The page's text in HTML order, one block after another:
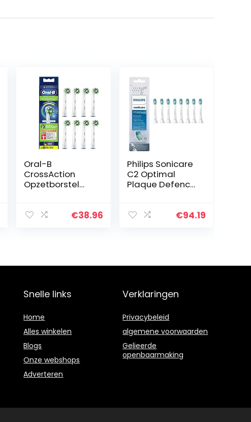
Oral-B
CrossAction
Opzetborstel
-technologie,
€38.96
Philips Sonicare
C2 Optimal
Plaque Defence
HX9028/10)
€94.19
Snelle links
Home
Alles winkelen
Blogs
Onze webshops
Adverteren
Verklaringen
Privacybeleid
algemene voorwaarden
Gelieerde
openbaarmaking